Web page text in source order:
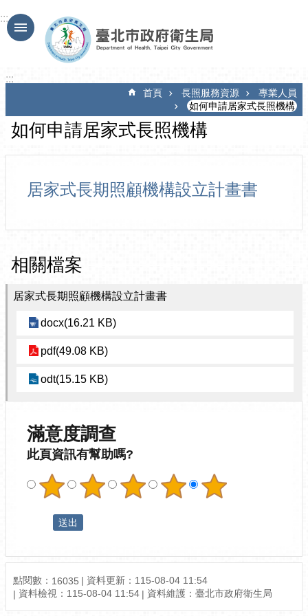
跳到主要內容區塊
:::
:::
首頁 長照服務資源
專業人員
如何申請居家式長照機構
如何申請居家式長照機構
居家式長期照顧機構設立計畫書
相關檔案
居家式長期照顧機構設立計畫書
docx(16.21 KB)
pdf(49.08 KB)
odt(15.15 KB)
滿意度調查
此頁資訊有幫助嗎?
點閱數： 16035
資料更新：115-08-04 11:54
資料檢視：115-08-04 11:54
資料維護：臺北市政府衛生局